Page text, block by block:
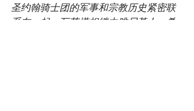
圣约翰骑士团的军事和宗教历史紧密联
系在一起。瓦莱塔相继由腓尼基人、希